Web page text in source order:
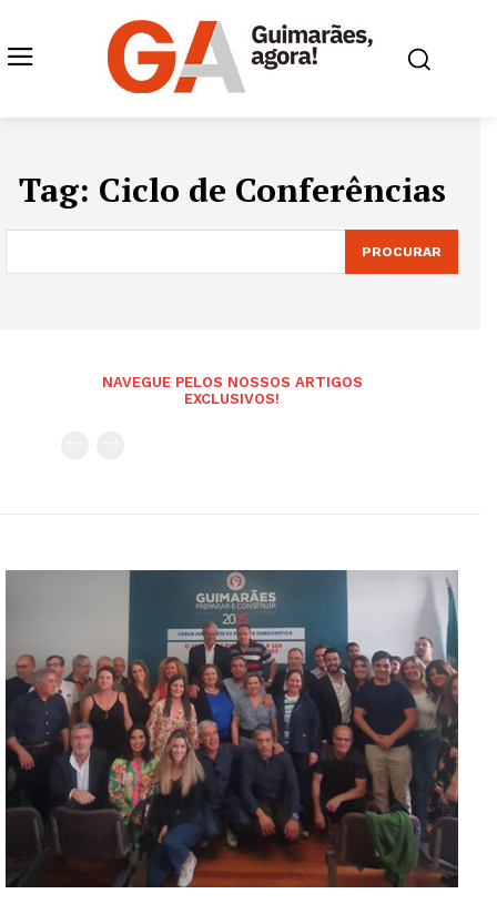
Tag: Ciclo de Conferências
PROCURAR
NAVEGUE PELOS NOSSOS ARTIGOS
EXCLUSIVOS!